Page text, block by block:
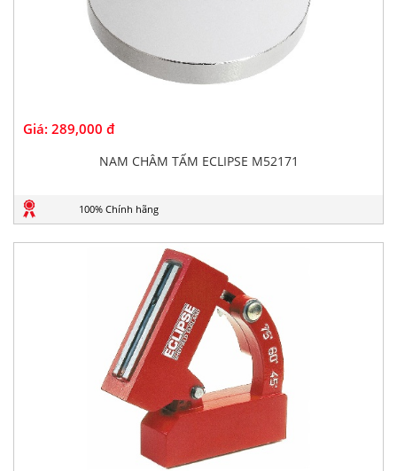
Giá: 289,000 đ
NAM CHÂM TẤM ECLIPSE M52171
100% Chính hãng